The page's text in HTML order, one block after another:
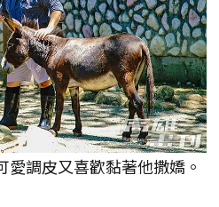
調皮又喜歡黏著他撒嬌。